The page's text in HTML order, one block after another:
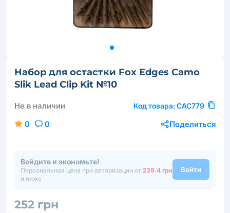
Набор для остастки Fox Edges Camo
Slik Lead Clip Kit №10
Не в наличии Код товара: CAC779
0 0 Поделиться
Войдите и экономьте!
Персональная цена при авторизации от 239.4 грн
и ниже
Войти
252 грн